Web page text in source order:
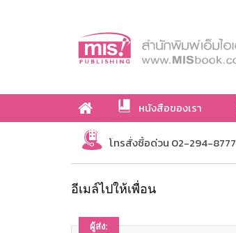
หนังสือของเรา
เกี่ยวกับเรา
โทรสั่งซื้อด่วน 02-294-8777
อีเมล์ไปให้เพื่อน
ผู้ส่ง: